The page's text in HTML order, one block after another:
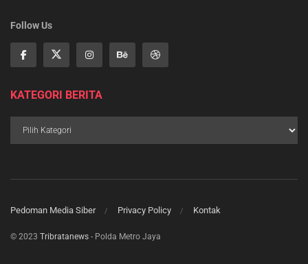
Follow Us
KATEGORI BERITA
Pedoman Media Siber Privacy Policy Kontak
© 2023 Tribratanews - Polda Metro Jaya